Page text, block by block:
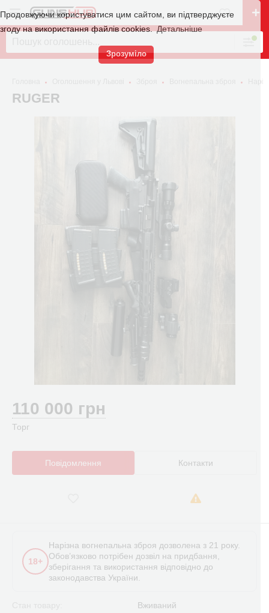
Продовжуючи користуватися цим сайтом, ви підтверджуєте
згоду на використання файлів cookies.
Детальніше
Зрозуміло
RUGER
110 000 грн
Торг
Повідомлення Контакти
18+
Нарізна вогнепальна зброя дозволена з 21 року.
Обов’язково потрібен дозвіл на придбання,
зберігання та використання відповідно до
законодавства України.
Вживаний